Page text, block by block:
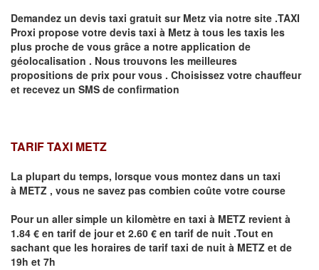
Demandez un devis taxi gratuit sur Metz via notre site .TAXI
Proxi propose votre devis taxi à Metz à tous les taxis les
plus proche de vous grâce a notre application de
géolocalisation . Nous trouvons les meilleures
propositions de prix pour vous . Choisissez votre chauffeur
et recevez un SMS de confirmation
TARIF TAXI METZ
La plupart du temps, lorsque vous montez dans un taxi
à METZ , vous ne savez pas combien coûte votre course
Pour un aller simple un kilomètre en taxi à METZ revient à
1.84 € en tarif de jour et 2.60 € en tarif de nuit .Tout en
sachant que les horaires de tarif taxi de nuit à METZ et de
19h et 7h